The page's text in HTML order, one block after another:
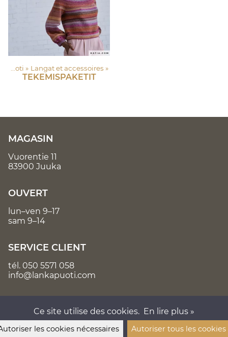
Lankapuoti ‪» Langat et accessoires ‪»
TEKEMISPAKETIT
MAGASIN
Vuorentie 11
83900 Juuka
OUVERT
lun–ven 9–17
sam 9–14
SERVICE CLIENT
tél. 050 5571 058
info@lankapuoti.com
Ce site utilise des cookies. En lire plus »
les cookies nécessaires Autoriser tous les cookies